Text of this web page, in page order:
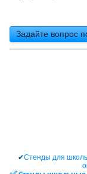
Задайте вопрос
✔Стенды для